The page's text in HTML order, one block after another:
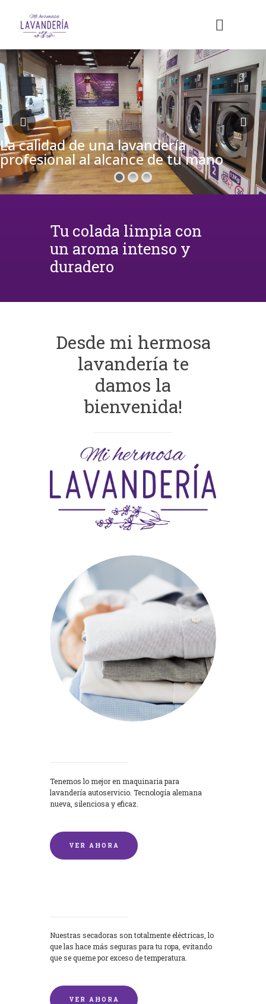
La calidad de una lavandería
profesional al alcance de tu mano
Tu colada limpia con
un aroma intenso y
duradero
Desde mi hermosa
lavandería te
damos la
bienvenida!
Tenemos lo mejor en maquinaria para
lavandería autoservicio. Tecnología alemana
nueva, silenciosa y eficaz.
VER AHORA
Nuestras secadoras son totalmente eléctricas, lo
que las hace más seguras para tu ropa, evitando
que se queme por exceso de temperatura.
VER AHORA